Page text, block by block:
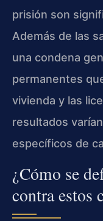
prisión son
Además de las
una condena
permanentes
vivienda y las
resultados
específicos de
¿Cómo se
contra estos